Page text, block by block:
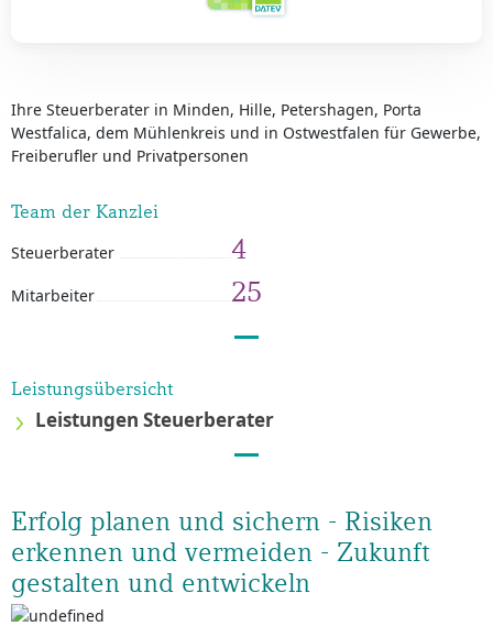
Ihre Steuerberater in Minden, Hille, Petershagen, Porta
Westfalica, dem Mühlenkreis und in Ostwestfalen für Gewerbe,
Freiberufler und Privatpersonen
Team der Kanzlei
Steuerberater 4
Mitarbeiter 25
Leistungsübersicht
Leistungen Steuerberater
Erfolg planen und sichern - Risiken
erkennen und vermeiden - Zukunft
gestalten und entwickeln